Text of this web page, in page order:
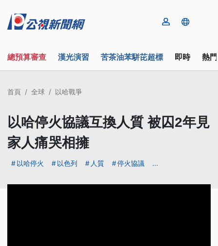
總預算審查 漢光演習 苦茶油苯駢芘超標 即時 熱
首頁 全球 以哈戰爭
以哈停火協議互換人質 被囚2年見
家人痛哭相擁
以哈停火 以色列 人質 停火協議 ...